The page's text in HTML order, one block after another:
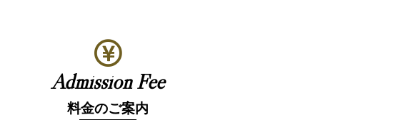
Admission Fee
料金のご案内